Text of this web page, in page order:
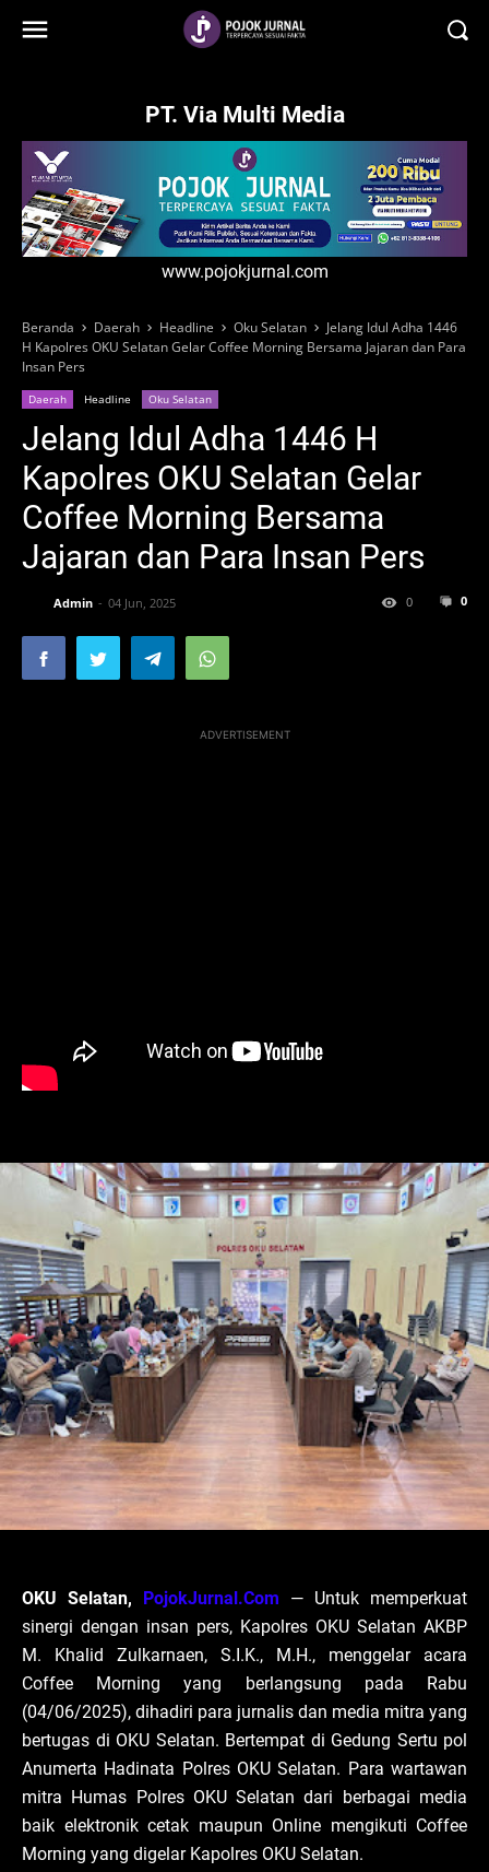
PT. Via Multi Media
www.pojokjurnal.com
Beranda Daerah Headline Oku Selatan
Jelang Idul Adha 1446
H Kapolres OKU Selatan Gelar Coffee Morning Bersama Jajaran dan Para
Insan Pers
Daerah Headline Oku Selatan
Jelang Idul Adha 1446 H
Kapolres OKU Selatan Gelar
Coffee Morning Bersama
Jajaran dan Para Insan Pers
Admin 04 Jun, 2025 0
0
ADVERTISEMENT
OKU Selatan, PojokJurnal.Com — Untuk memperkuat
sinergi dengan insan pers, Kapolres OKU Selatan AKBP
M. Khalid Zulkarnaen, S.I.K., M.H., menggelar acara
Coffee Morning yang berlangsung pada Rabu
(04/06/2025), dihadiri para jurnalis dan media mitra yang
bertugas di OKU Selatan. Bertempat di Gedung Sertu pol
Anumerta Hadinata Polres OKU Selatan. Para wartawan
mitra Humas Polres OKU Selatan dari berbagai media
baik elektronik cetak maupun Online mengikuti Coffee
Morning yang digelar Kapolres OKU Selatan.